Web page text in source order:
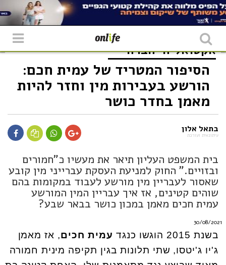
אקטואליה חברה
הסיפור המטריד של עמית חכם:
הורשע בעבירות מין וחזר להיות
מאמן בחדר כושר
בתאל אלון
עיתונאית ועורכת
בית המשפט העליון תיאר את מעשיו כ"חמורים
ובזויים." החוק למניעת העסקת עברייני מין קובע
שאסור לעבריין מין מורשע לעבוד במקומות בהם
שוהים קטינים, אז איך עבריין המין המורשע
עמית חכים מאמן במכון כושר בבאר שבע?
30/08/2021
בשנת 2015 הוגשו כנגד עמית חכים, אז מאמן
ג'יו ג'יטסו, שתי תלונות בגין תקיפה מינית חמורה